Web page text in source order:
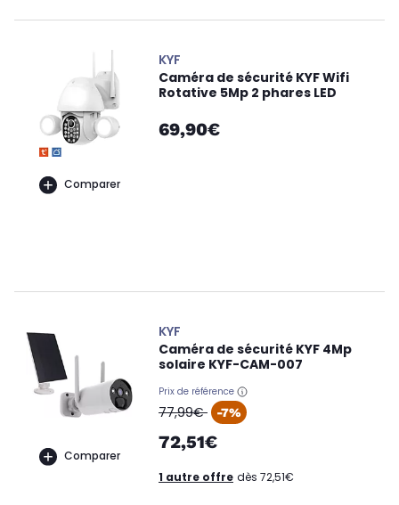
Comparer
KYF
Caméra de sécurité KYF Wifi
Rotative 5Mp 2 phares LED
69,90€
Comparer
KYF
Caméra de sécurité KYF 4Mp
solaire KYF-CAM-007
Prix de référence
oldPrice
77,99€ -7%
72,51€
1 autre offre dès 72,51€